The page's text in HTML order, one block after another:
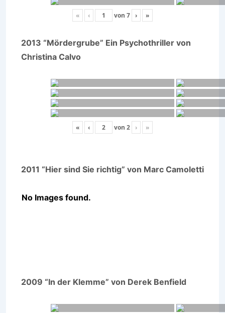
« ‹ von 7 › »
2013 “Mördergrube” Ein Psychothriller von
Christina Calvo
« ‹ von 2 › »
2011 “Hier sind Sie richtig” von Marc Camoletti
No Images found.
2009 “In der Klemme” von Derek Benfield